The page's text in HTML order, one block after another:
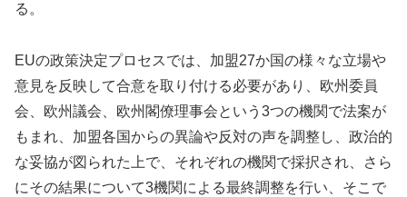
る。
EUの政策決定プロセスでは、加盟27か国の様々な立場や
意見を反映して合意を取り付ける必要があり、欧州委員
会、欧州議会、欧州閣僚理事会という3つの機関で法案が
もまれ、加盟各国からの異論や反対の声を調整し、政治的
な妥協が図られた上で、それぞれの機関で採択され、さら
にその結果について3機関による最終調整を行い、そこで